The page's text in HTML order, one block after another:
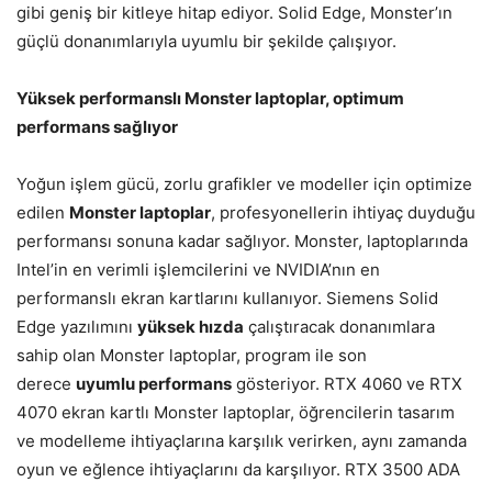
gibi geniş bir kitleye hitap ediyor. Solid Edge, Monster’ın
güçlü donanımlarıyla uyumlu bir şekilde çalışıyor.
Yüksek performanslı Monster laptoplar, optimum
performans sağlıyor
Yoğun işlem gücü, zorlu grafikler ve modeller için optimize
edilen Monster laptoplar, profesyonellerin ihtiyaç duyduğu
performansı sonuna kadar sağlıyor. Monster, laptoplarında
Intel’in en verimli işlemcilerini ve NVIDIA’nın en
performanslı ekran kartlarını kullanıyor. Siemens Solid
Edge yazılımını yüksek hızda çalıştıracak donanımlara
sahip olan Monster laptoplar, program ile son
derece uyumlu performans gösteriyor. RTX 4060 ve RTX
4070 ekran kartlı Monster laptoplar, öğrencilerin tasarım
ve modelleme ihtiyaçlarına karşılık verirken, aynı zamanda
oyun ve eğlence ihtiyaçlarını da karşılıyor. RTX 3500 ADA